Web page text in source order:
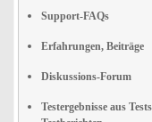
Support-FAQs
Erfahrungen, Beiträge
Diskussions-Forum
Testergebnisse aus